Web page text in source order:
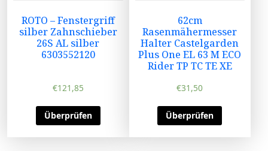
ROTO – Fenstergriff
silber Zahnschieber
26S AL silber
6303552120
€121,85
Überprüfen
62cm
Rasenmähermesser
Halter Castelgarden
Plus One EL 63 M ECO
Rider TP TC TE XE
€31,50
Überprüfen